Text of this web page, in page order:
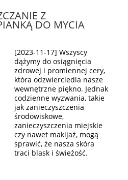
Z
DO MYCIA
[2023-11-17] Wszyscy
dążymy do osiągnięcia
zdrowej i promiennej cery,
która odzwierciedla nasze
wewnętrzne piękno. Jednak
codzienne wyzwania, takie
jak zanieczyszczenia
środowiskowe,
zanieczyszczenia miejskie
czy nawet makijaż, mogą
sprawić, że nasza skóra
traci blask i świeżość.